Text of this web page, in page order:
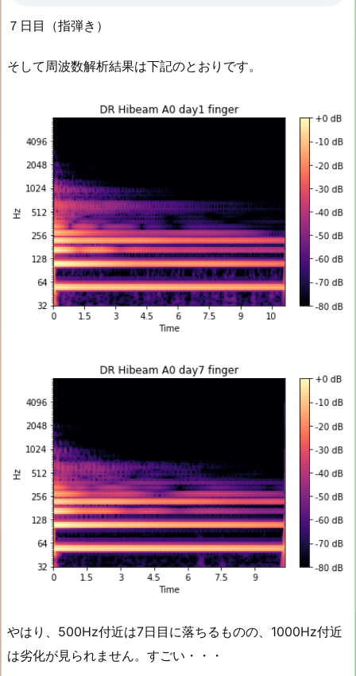
７日目（指弾き）
そして周波数解析結果は下記のとおりです。
やはり、500Hz付近は7日目に落ちるものの、1000Hz付近
は劣化が見られません。すごい・・・